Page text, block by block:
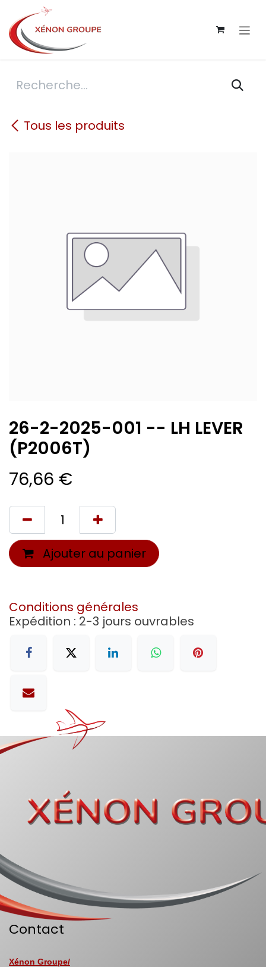
Se rendre au contenu
Tous les produits
26-2-2025-001 -- LH LEVER
(P2006T)
76,66 €
Ajouter au panier
Conditions générales
Expédition : 2-3 jours ouvrables
Contact
Xénon Groupe/